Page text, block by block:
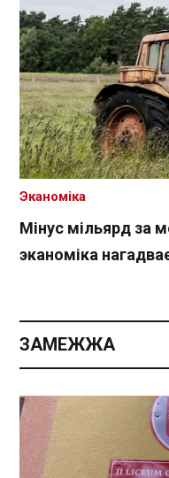
Мінус мільярд за
эканоміка
Эканоміка
ЗАМЕЖЖА